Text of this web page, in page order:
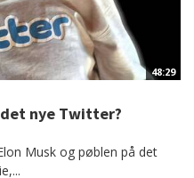
48:29
nye Twitter?
Musk og pøblen på det